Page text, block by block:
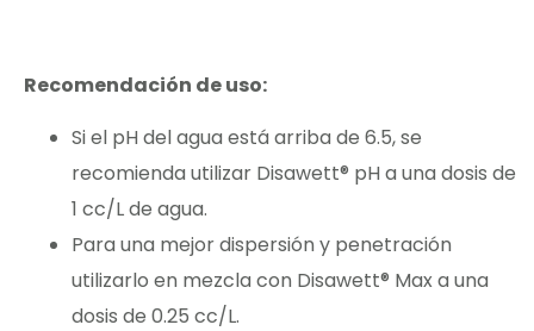
Recomendación de uso:
Si el pH del agua está arriba de 6.5, se
recomienda utilizar Disawett® pH a una dosis de
1 cc/L de agua.
Para una mejor dispersión y penetración
utilizarlo en mezcla con Disawett® Max a una
dosis de 0.25 cc/L.